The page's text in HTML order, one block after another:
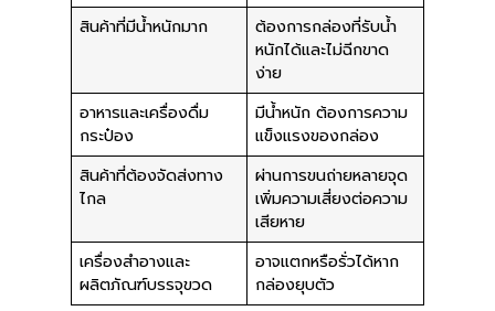
สินค้าที่มีน้ำหนักมาก
ต้องการกล่องที่รับน้ำ
หนักได้และไม่ฉีกขาด
ง่าย
อาหารและเครื่องดื่ม
กระป๋อง
มีน้ำหนัก ต้องการความ
แข็งแรงของกล่อง
สินค้าที่ต้องจัดส่งทาง
ไกล
ผ่านการขนถ่ายหลายจุด
เพิ่มความเสี่ยงต่อความ
เสียหาย
เครื่องสำอางและ
ผลิตภัณฑ์บรรจุขวด
อาจแตกหรือรั่วได้หาก
กล่องยุบตัว